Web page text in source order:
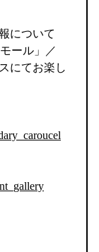
について
ール」／
にてお楽し